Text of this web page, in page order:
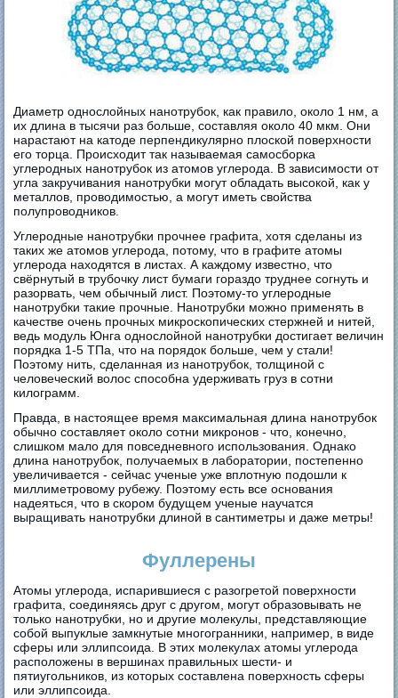
Диаметр однослойных нанотрубок, как правило, около 1 нм, а
их длина в тысячи раз больше, составляя около 40 мкм. Они
нарастают на катоде перпендикулярно плоской поверхности
его торца. Происходит так называемая самосборка
углеродных нанотрубок из атомов углерода. В зависимости от
угла закручивания нанотрубки могут обладать высокой, как у
металлов, проводимостью, а могут иметь свойства
полупроводников.
Углеродные нанотрубки прочнее графита, хотя сделаны из
таких же атомов углерода, потому, что в графите атомы
углерода находятся в листах. А каждому известно, что
свёрнутый в трубочку лист бумаги гораздо труднее согнуть и
разорвать, чем обычный лист. Поэтому-то углеродные
нанотрубки такие прочные. Нанотрубки можно применять в
качестве очень прочных микроскопических стержней и нитей,
ведь модуль Юнга однослойной нанотрубки достигает величин
порядка 1-5 ТПа, что на порядок больше, чем у стали!
Поэтому нить, сделанная из нанотрубок, толщиной с
человеческий волос способна удерживать груз в сотни
килограмм.
Правда, в настоящее время максимальная длина нанотрубок
обычно составляет около сотни микронов - что, конечно,
слишком мало для повседневного использования. Однако
длина нанотрубок, получаемых в лаборатории, постепенно
увеличивается - сейчас ученые уже вплотную подошли к
миллиметровому рубежу. Поэтому есть все основания
надеяться, что в скором будущем ученые научатся
выращивать нанотрубки длиной в сантиметры и даже метры!
Фуллерены
Атомы углерода, испарившиеся с разогретой поверхности
графита, соединяясь друг с другом, могут образовывать не
только нанотрубки, но и другие молекулы, представляющие
собой выпуклые замкнутые многогранники, например, в виде
сферы или эллипсоида. В этих молекулах атомы углерода
расположены в вершинах правильных шести- и
пятиугольников, из которых составлена поверхность сферы
или эллипсоида.